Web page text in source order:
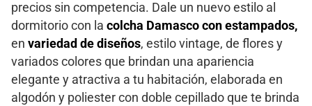
precios sin competencia. Dale un nuevo estilo al
dormitorio con la colcha Damasco con estampados,
en variedad de diseños, estilo vintage, de flores y
variados colores que brindan una apariencia
elegante y atractiva a tu habitación, elaborada en
algodón y poliester con doble cepillado que te brinda